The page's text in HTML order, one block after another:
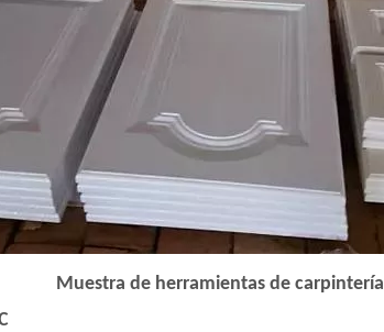
Muestra de herramientas de carpintería